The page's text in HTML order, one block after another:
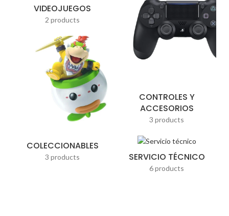
VIDEOJUEGOS
2 products
CONTROLES Y
ACCESORIOS
3 products
COLECCIONABLES
3 products SERVICIO TÉCNICO
6 products